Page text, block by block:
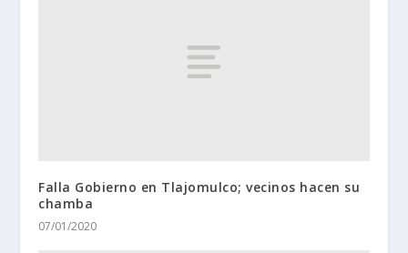
Falla Gobierno en Tlajomulco; vecinos hacen su
chamba
07/01/2020